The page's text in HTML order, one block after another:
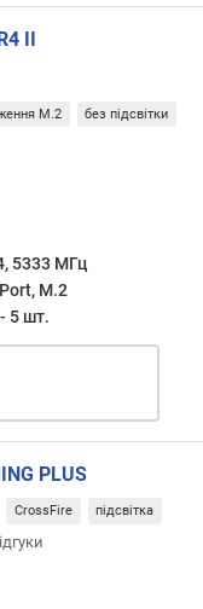
II
M.2 без підсвітки
5333 МГц
M.2
5 шт.
PLUS
CrossFire підсвітка